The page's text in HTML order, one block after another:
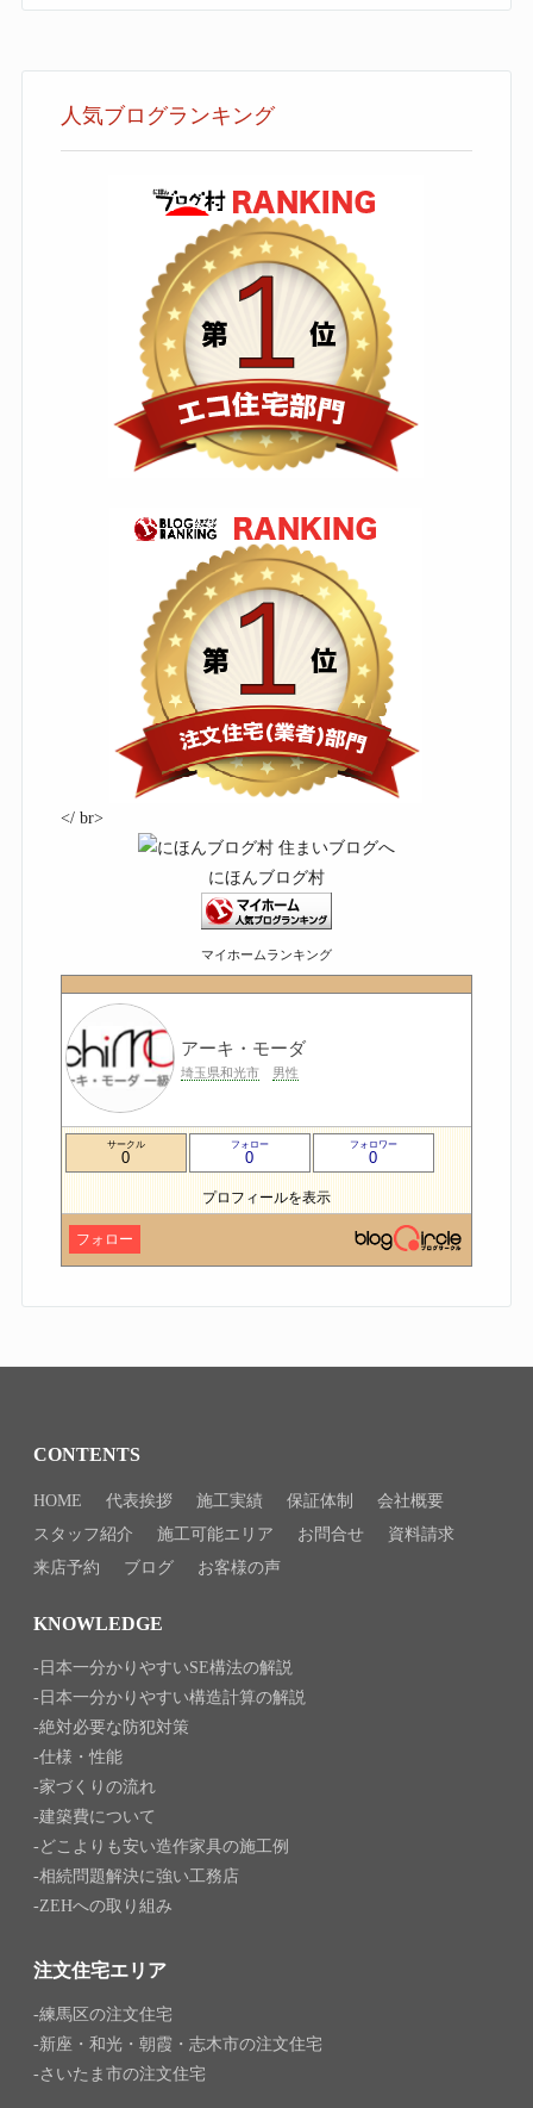
人気ブログランキング
</ br>
にほんブログ村
マイホームランキング
アーキ・モーダ
埼玉県和光市 男性
サークル
0
フォロー
0
フォロワー
0
プロフィールを表示
フォロー
CONTENTS
HOME 代表挨拶 施工実績 保証体制
会社概要
スタッフ紹介
施工可能エリア お問合せ
資料請求
来店予約
ブログ お客様の声
KNOWLEDGE
日本一分かりやすいSE構法の解説
日本一分かりやすい構造計算の解説
絶対必要な防犯対策
仕様・性能
家づくりの流れ
建築費について
どこよりも安い造作家具の施工例
相続問題解決に強い工務店
ZEHへの取り組み
注文住宅エリア
練馬区の注文住宅
新座・和光・朝霞・志木市の注文住宅
さいたま市の注文住宅